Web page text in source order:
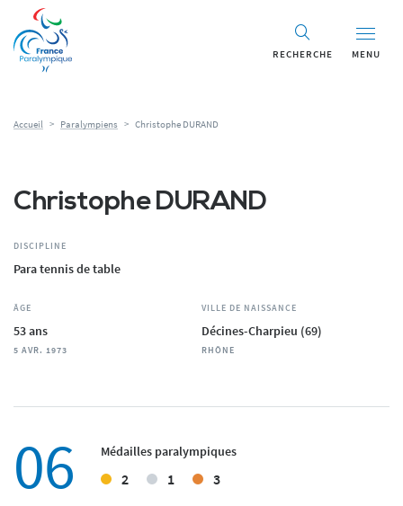
RECHERCHE MENU
Accueil > Paralympiens > Christophe DURAND
Christophe DURAND
DISCIPLINE
Para tennis de table
ÂGE
53 ans
5 AVR. 1973
VILLE DE NAISSANCE
Décines-Charpieu (69)
RHÔNE
06 Médailles paralympiques
2 1 3
Panneau de gestion des cookies